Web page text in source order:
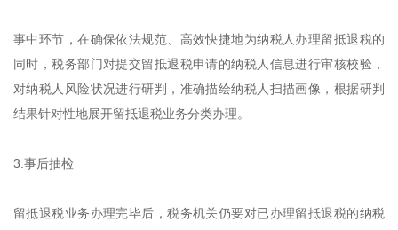
事中环节，在确保依法规范、高效快捷地为纳税人办理留抵退税的
同时，税务部门对提交留抵退税申请的纳税人信息进行审核校验，
对纳税人风险状况进行研判，准确描绘纳税人扫描画像，根据研判
结果针对性地展开留抵退税业务分类办理。
3.事后抽检
留抵退税业务办理完毕后，税务机关仍要对已办理留抵退税的纳税